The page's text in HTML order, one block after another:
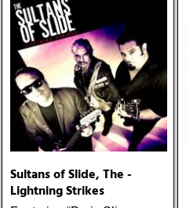
Sultans of Slide, The -
Lightning Strikes